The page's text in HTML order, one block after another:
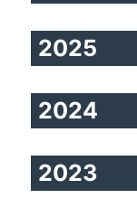
2025
2024
2023